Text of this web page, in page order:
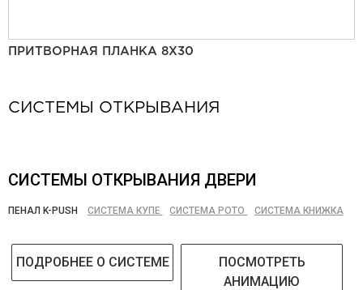
ПРИТВОРНАЯ ПЛАНКА 8Х30
СИСТЕМЫ ОТКРЫВАНИЯ
СИСТЕМЫ ОТКРЫВАНИЯ ДВЕРИ
ПЕНАЛ K-PUSH СИСТЕМА КУПЕ СИСТЕМА РОТО СИСТЕМА КНИЖКА
ПОДРОБНЕЕ О СИСТЕМЕ
ПОСМОТРЕТЬ
АНИМАЦИЮ